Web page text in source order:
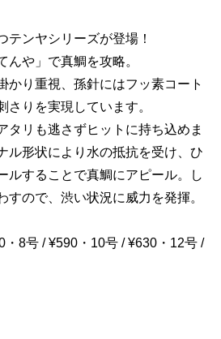
テンヤシリーズが登場！
んや」で真鯛を攻略。
かり重視、孫針にはフッ素コート
さりを実現しています。
タリも逃さずヒットに持ち込めま
ル形状により水の抵抗を受け、ひ
ルすることで真鯛にアピール。し
すので、渋い状況に威力を発揮。
8号 / ¥590・10号 / ¥630・12号 /